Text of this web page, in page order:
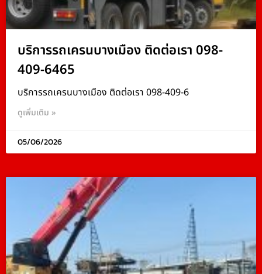
บริการรถเครนบางเมือง ติดต่อเรา 098-
409-6465
บริการรถเครนบางเมือง ติดต่อเรา 098-409-6
ดูเพิ่มเติม »
05/06/2026